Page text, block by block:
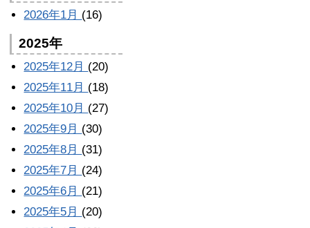
2026年1月 (16)
2025年
2025年12月 (20)
2025年11月 (18)
2025年10月 (27)
2025年9月 (30)
2025年8月 (31)
2025年7月 (24)
2025年6月 (21)
2025年5月 (20)